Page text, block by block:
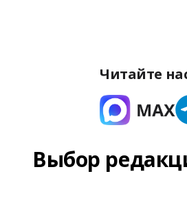
Читайте
Выбор